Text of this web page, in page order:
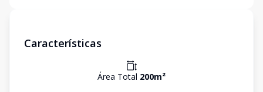
Características
Área Total 200m²